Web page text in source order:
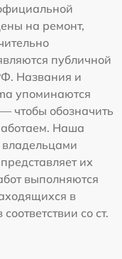
на ремонт,
публичной
Названия и
упоминаются
чтобы обозначить
Наша
их
выполняются
в
со ст.